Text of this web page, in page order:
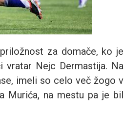
za domače, ko je
Nejc Dermastija. Na
imeli so celo več žogo v
Murića, na mestu pa je bil